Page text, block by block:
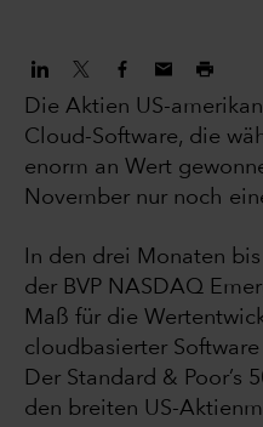
Die Aktien US-
Cloud-Software, die
enorm an Wert
November nur noch
In den drei Monaten
der BVP NASDAQ
Maß für die
cloudbasierter
Der Standard & Poor’s
den breiten US-